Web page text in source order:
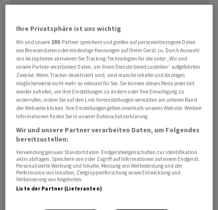
Die neuen Projekte stammen aus den Bereichen
Rechenzentrum, Gesundheitswesen, Energie und
Verkehrsinfrastruktur in der Schweiz, Deutschland und
Österreich. Der Baukonzern werde als
Generalunternehmer für den Schweizer
Rechenzentrumsanbieter Green den Rohbau und
Kernbau eines neuen Hochleistungs-Rechenzentrums
in Lupfig erstellen.
Zudem hätten der Kanton Genf und die Gemeinde Le
Grand-Saconnex an ein Joint Venture der Firmen
Implenia(40 Prozent) und Piasio (60 Prozent) zum Bau
einer neuen Strassenbahnlinie vergeben. Das USB K2-
Ihre Privatsphäre ist uns wichtig
Wir und unsere 293-Partner speichern und greifen auf personenbezogene Daten
wie Browserdaten oder eindeutige Kennungen auf Ihrem Gerät zu. Durch Auswahl
von Akzeptieren aktivieren Sie Tracking-Technologien für die unter „Wir und
unsere Partner verarbeiten Daten, um Ihnen Dienste bereitzustellen“ aufgeführten
Zwecke. Wenn Tracker deaktiviert sind, sind manche Inhalte und Anzeigen
möglicherweise nicht mehr so relevant für Sie. Sie können dieses Menü jederzeit
wieder aufrufen, um Ihre Einstellungen zu ändern oder Ihre Einwilligung zu
widerrufen, indem Sie auf den Link Voreinstellungen verwalten am unteren Rand
der Webseite klicken. Ihre Einstellungen gelten innerhalb unseres Website. Weitere
Informationen finden Sie in unserer Datenschutzerklärung.
Wir und unsere Partner verarbeiten Daten, um Folgendes
bereitzustellen:
Verwendung genauer Standortdaten. Endgeräteeigenschaften zur Identifikation
aktiv abfragen. Speichern von oder Zugriff auf Informationen auf einem Endgerät.
Personalisierte Werbung und Inhalte, Messung von Werbeleistung und der
Performance von Inhalten, Zielgruppenforschung sowie Entwicklung und
Verbesserung von Angeboten.
Liste der Partner (Lieferanten)